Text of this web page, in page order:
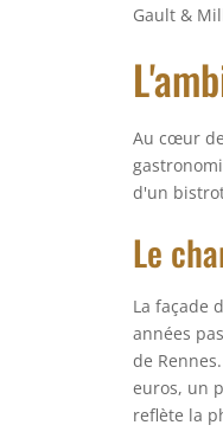
Gault &
Au cœur
d'un
Le
La façade
années
de
euros, un
reflète la